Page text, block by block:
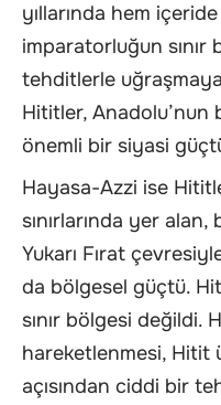
yıllarında hem
imparatorluğun
tehditlerle
Hititler, Anadolu’nun
önemli bir siyasi
Hayasa-Azzi ise
sınırlarında yer
Yukarı Fırat
da bölgesel güçtü.
sınır bölgesi değildi.
hareketlenmesi, Hitit
açısından ciddi bir